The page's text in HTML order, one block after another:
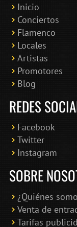
Inicio
Conciertos
Flamenco
Locales
Artistas
Promotores
Blog
REDES
Facebook
Twitter
Instagram
SOBRE
¿Quiénes
Venta de
Tarifas